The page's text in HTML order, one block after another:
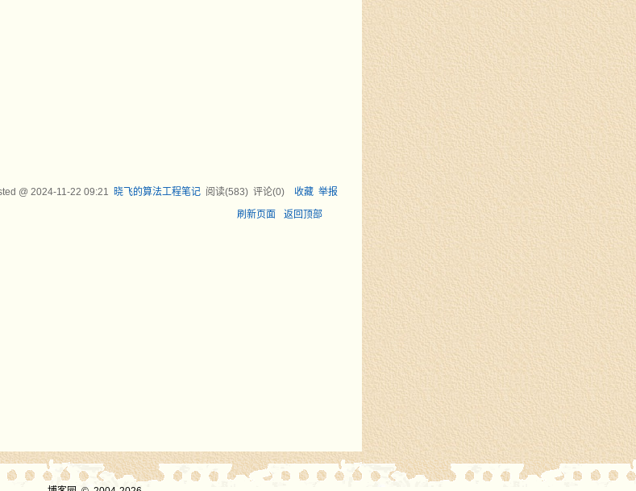
@2024-11-22 09:21 晓飞的算法工程笔记 阅读(583) 评论(0) 收藏 举报
刷新页面
返回顶部